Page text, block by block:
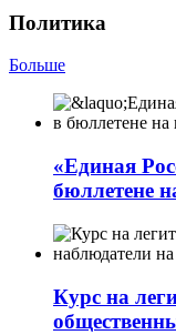
Политика
Больше
«Единая
бюллетене
Курс на